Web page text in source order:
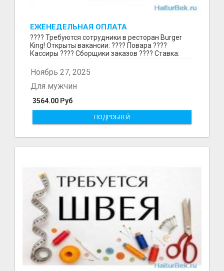
ЕЖЕНЕДЕЛЬНАЯ ОПЛАТА
???? Требуются сотрудники в ресторан Burger
King! Открыты вакансии: ???? Повара ????
Кассиры ???? Сборщики заказов ???? Ставка:
Ноябрь 27, 2025
3564.00 Руб
Для мужчин
ПОДРОБНЕЙ